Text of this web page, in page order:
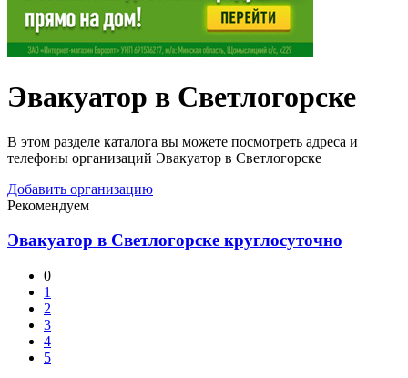
Эвакуатор в Светлогорске
В этом разделе каталога вы можете посмотреть адреса и
телефоны организаций Эвакуатор в Светлогорске
Добавить организацию
Рекомендуем
Эвакуатор в Светлогорске круглосуточно
0
1
2
3
4
5